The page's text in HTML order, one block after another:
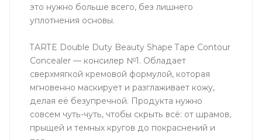
это нужно больше всего, без лишнего
уплотнения основы.
TARTE Double Duty Beauty Shape Tape Contour
Concealer — консилер №1. Обладает
сверхмягкой кремовой формулой, которая
мгновенно маскирует и разглаживает кожу,
делая её безупречной. Продукта нужно
совсем чуть-чуть, чтобы скрыть всё: от шрамов,
прыщей и темных кругов до покраснений и